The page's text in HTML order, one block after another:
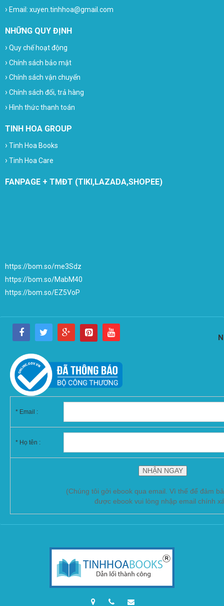
› Email: xuyen.tinhhoa@gmail.com
NHỮNG QUY ĐỊNH
› Quy chế hoạt động
› Chính sách bảo mật
› Chính sách vận chuyển
› Chính sách đổi, trả hàng
› Hình thức thanh toán
TINH HOA GROUP
› Tinh Hoa Books
› Tinh Hoa Care
FANPAGE + TMĐT (TIKI,LAZADA,SHOPEE)
https://bom.so/me3Sdz
https://bom.so/MabM40
https://bom.so/EZ5VoP
* Email :
* Họ tên :
(Chúng tôi gởi ebook qua email. Vì thế để đảm
được ebook vui lòng nhập email chính